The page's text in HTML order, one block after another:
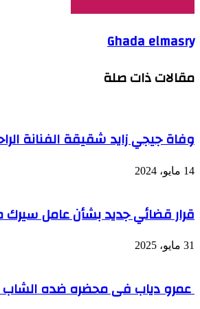
Ghada elmasry
مقالات ذات صلة
وفاة جيجي زايد شقيقة الفنانة
14 مايو، 2024
قرار قضائي جديد بشأن عامل سيرك
31 مايو، 2025
عمرو دياب فى محضره ضده الشاب